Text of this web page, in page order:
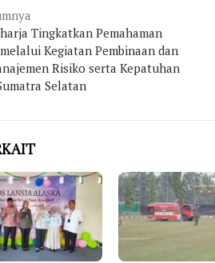
Tingkatkan Pemahaman
Kegiatan Pembinaan dan
Risiko serta Kepatuhan
Selatan